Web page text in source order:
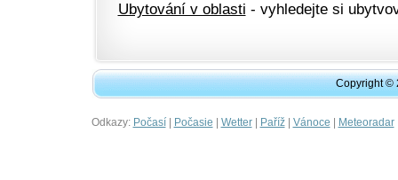
Ubytování v oblasti - vyhledejte si
Copyright ©
Odkazy: Počasí| Počasie | Wetter| Paříž| Vánoce | Meteoradar